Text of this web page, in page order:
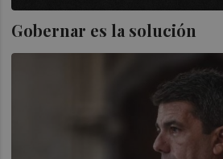
Gobernar es la solución